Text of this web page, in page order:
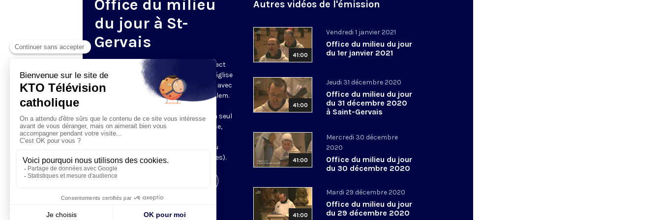
Office du milieu
du jour à St-
Gervais
Du mardi au samedi, KTO diffuse en direct
l’office du milieu du jour, en direct de l’église
Saint-Gervais-Saint-Protais (Paris 4e), avec
les Fraternités Monastiques de Jérusalem.
L’Office du Milieu du Jour regroupe, en
particulier, «au milieu du jour» et en un seul
office, les heures monastiques de Tierce,
Sexte et None. Il permet à l’Église de
retrouver son Seigneur entre l’office du
matin (Laudes) et l’office du soir (Vêpres).
Autres vidéos de l'émission
41:00
Vendredi 1 janvier 2021
Office du milieu du jour
du 1er janvier 2021
41:00
Jeudi 31 décembre 2020
Office du milieu du jour
du 31 décembre 2020
à Saint-Gervais
41:00
Mercredi 30 décembre
2020
Office du milieu du jour
du 30 décembre 2020
41:00
Mardi 29 décembre 2020
Office du milieu du jour
du 29 décembre 2020